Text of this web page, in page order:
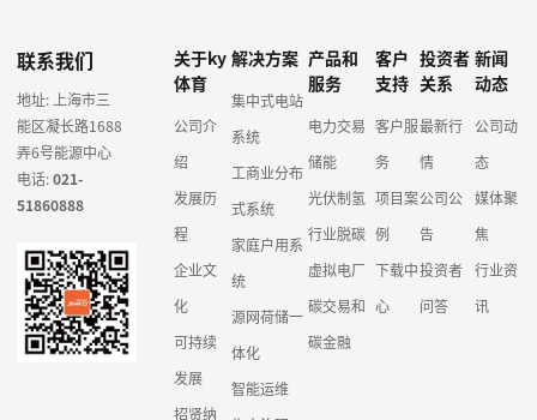
联系我们
地址: 上海市三
能区凝长路1688
弄6号能源中心
电话:021-
51860888
关于ky
体育
公司介
绍
发展历
程
企业文
化
可持续
发展
招贤纳
解决方案
集中式电站
系统
工商业分布
式系统
家庭户用系
统
源网荷储一
体化
智能运维
产品和
服务
电力交易
储能
光伏制氢
行业脱碳
虚拟电厂
碳交易和
碳金融
客户
支持
客户服
务
项目案
例
下载中
心
投资者
关系
最新行
情
公司公
告
投资者
问答
新闻
动态
公司动
态
媒体聚
焦
行业资
讯